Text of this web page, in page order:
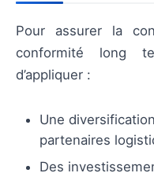
Pour assurer la
conformité long
d’appliquer :
Une
partenaires
Des